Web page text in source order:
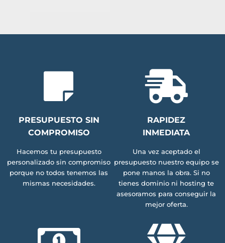
PRESUPUESTO SIN
COMPROMISO
Hacemos tu presupuesto
personalizado sin compromiso
porque no todos tenemos las
mismas necesidades.
RAPIDEZ
INMEDIATA
Una vez aceptado el
presupuesto nuestro equipo se
pone manos la obra. Si no
tienes dominio ni hosting te
asesoramos para conseguir la
mejor oferta.